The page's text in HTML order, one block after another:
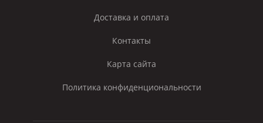
Доставка и оплата
Контакты
Карта сайта
Политика конфиденциональности